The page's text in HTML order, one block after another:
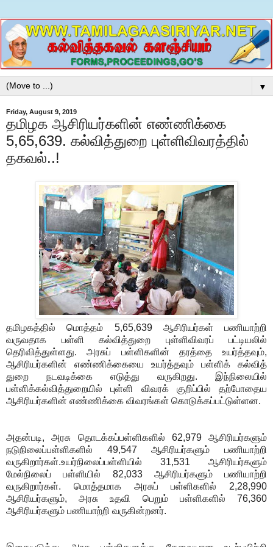
▼
Friday, August 9, 2019
தமிழக ஆசிரியர்களின் எண்ணிக்கை
5,65,639. கல்வித்துறை புள்ளிவிவரத்தில்
தகவல்..!
தமிழகத்தில் மொத்தம் 5,65,639 ஆசிரியர்கள் பணியாற்றி
வருவதாக பள்ளி கல்வித்துறை புள்ளிவிவரப் பட்டியலில்
தெரிவித்துள்ளது. அரசுப் பள்ளிகளின் தரத்தை உயர்த்தவும்,
ஆசிரியர்களின் எண்ணிக்கையை உயர்த்தவும் பள்ளிக் கல்வித்
துறை நடவடிக்கை எடுத்து வருகிறது. இந்நிலையில்
பள்ளிக்கல்வித்துறையில் புள்ளி விவரக் குறிப்பில் தற்போதைய
ஆசிரியர்களின் எண்ணிக்கை விவரங்கள் கொடுக்கப்பட்டுள்ளன.
அதன்படி, அரசு தொடக்கப்பள்ளிகளில் 62,979 ஆசிரியர்களும்
நடுநிலைப்பள்ளிகளில் 49,547 ஆசிரியர்களும் பணியாற்றி
வருகிறார்கள்.உயர்நிலைப்பள்ளியில் 31,531 ஆசிரியர்களும்
மேல்நிலைப் பள்ளியில் 82,033 ஆசிரியர்களும் பணியாற்றி
வருகிறார்கள். மொத்தமாக அரசுப் பள்ளிகளில் 2,28,990
ஆசிரியர்களும், அரசு உதவி பெறும் பள்ளிகளில் 76,360
ஆசிரியர்களும் பணியாற்றி வருகின்றனர்.